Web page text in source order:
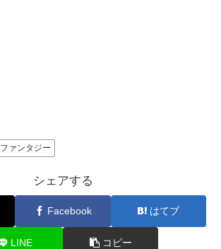
ファンタジー
シェアする
Facebook はてブ
LINE コピー